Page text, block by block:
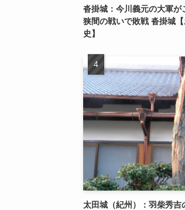
沓掛城：今川義元の大軍が
狭間の戦いで敗戦 沓掛城
史】
太田城（紀州）：羽柴秀吉